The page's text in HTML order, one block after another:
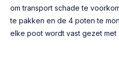
om transport schade te
te pakken en de 4 poten te
elke poot wordt vast gezet met